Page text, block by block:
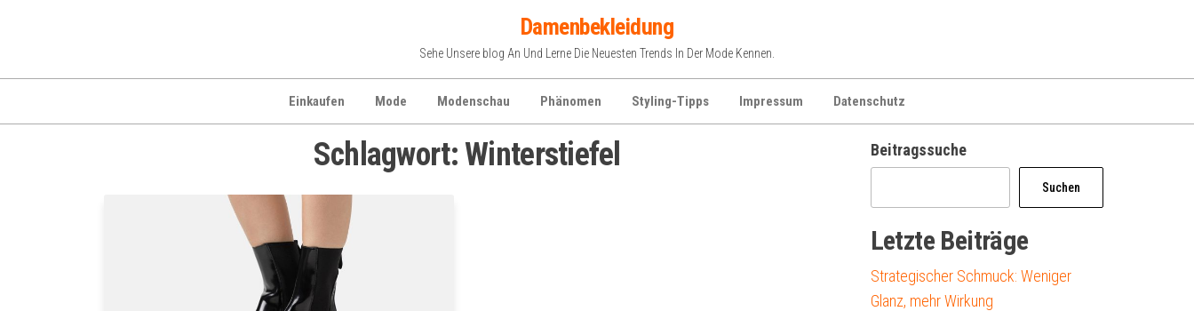
Damenbekleidung
Sehe Unsere blog An Und Lerne Die Neuesten Trends In Der Mode Kennen.
Einkaufen Mode Modenschau Phänomen Styling-Tipps Impressum Datenschutz
Schlagwort: Winterstiefel Beitragssuche
Suchen
Letzte Beiträge
Strategischer Schmuck: Weniger
Glanz, mehr Wirkung